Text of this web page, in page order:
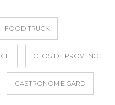
FOOD TRUCK
CLOS DE PROVENCE
GASTRONOMIE GARD